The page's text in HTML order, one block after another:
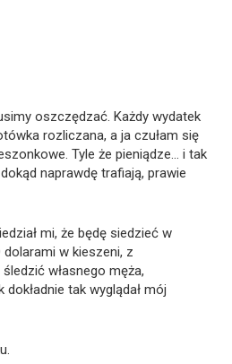
oszczędzać. Każdy wydatek
rozliczana, a ja czułam się
Tyle że pieniądze… i tak
dokąd naprawdę trafiają, prawie
mi, że będę siedzieć w
w kieszeni, z
własnego męża,
tak wyglądał mój